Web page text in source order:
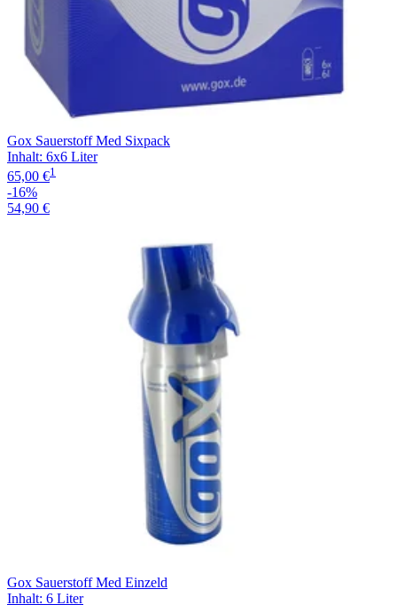
Gox Sauerstoff Med Sixpack
Inhalt: 6x6 Liter
65,00 €1
-16%
54,90 €
Gox Sauerstoff Med Einzeld
Inhalt: 6 Liter